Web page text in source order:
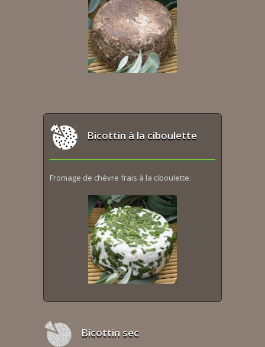
Bicottin à la ciboulette
Fromage de chèvre frais à la ciboulette.
Bicottin sec